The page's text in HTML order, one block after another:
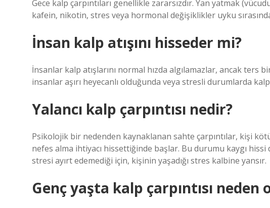
Gece kalp çarpıntıları genellikle zararsızdır. Yan yatmak
kafein, nikotin, stres veya hormonal değişiklikler uyku
İnsan kalp atışını hisseder mi?
İnsanlar kalp atışlarını normal hızda algılamazlar, ancak
insanlar aşırı heyecanlı olduğunda veya stresli durumlarda kalp
Yalancı kalp çarpıntısı nedir?
Psikolojik bir nedenden kaynaklanan sahte çarpıntılar, kişi
nefes alma ihtiyacı hissettiğinde başlar. Bu durumu kaygı
stresi ayırt edemediği için, kişinin yaşadığı stres kalbine yansır.
Genç yaşta kalp çarpıntısı neden